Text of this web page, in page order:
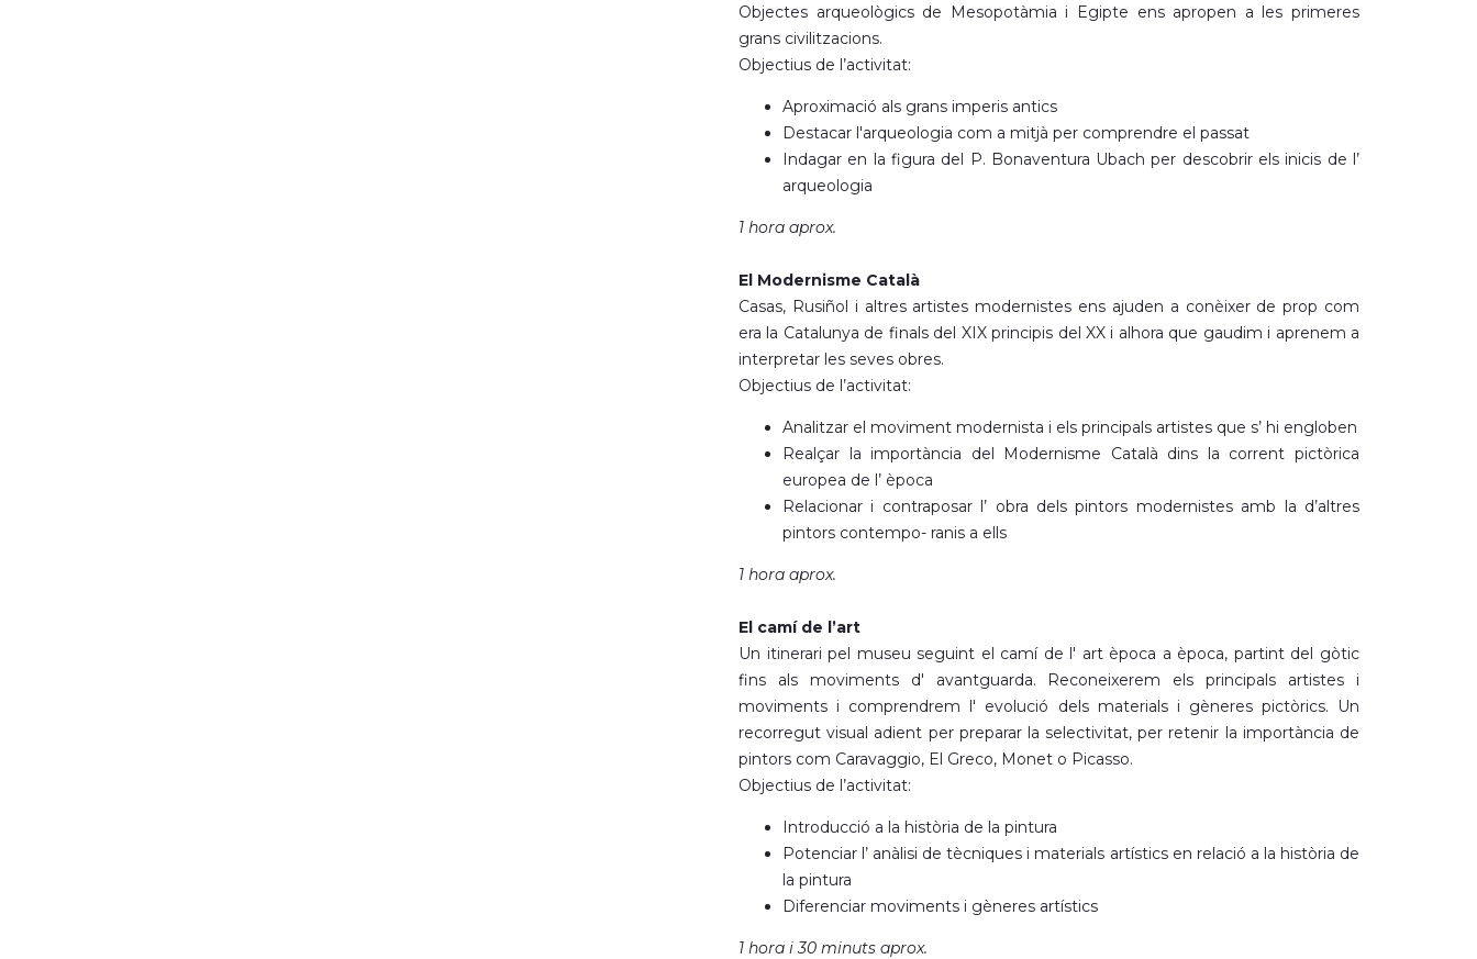
Objectes arqueològics de Mesopotàmia i Egipte ens apropen a les primeres
grans civilitzacions.
Objectius de l’activitat:
Aproximació als grans imperis antics
Destacar l'arqueologia com a mitjà per comprendre el passat
Indagar en la figura del P. Bonaventura Ubach per descobrir els inicis de l’
arqueologia
1 hora aprox.
El Modernisme Català
Casas, Rusiñol i altres artistes modernistes ens ajuden a conèixer de prop com
era la Catalunya de finals del XIX principis del XX i alhora que gaudim i aprenem a
interpretar les seves obres.
Objectius de l’activitat:
Analitzar el moviment modernista i els principals artistes que s’ hi engloben
Realçar la importància del Modernisme Català dins la corrent pictòrica
europea de l’ època
Relacionar i contraposar l’ obra dels pintors modernistes amb la d’altres
pintors contempo- ranis a ells
1 hora aprox.
El camí de l’art
Un itinerari pel museu seguint el camí de l' art època a època, partint del gòtic
fins als moviments d' avantguarda. Reconeixerem els principals artistes i
moviments i comprendrem l' evolució dels materials i gèneres pictòrics. Un
recorregut visual adient per preparar la selectivitat, per retenir la importància de
pintors com Caravaggio, El Greco, Monet o Picasso.
Objectius de l’activitat:
Introducció a la història de la pintura
Potenciar l’ anàlisi de tècniques i materials artístics en relació a la història de
la pintura
Diferenciar moviments i gèneres artístics
1 hora i 30 minuts aprox.